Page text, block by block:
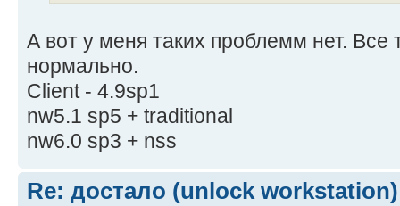
А вот у меня таких проблемм нет. Все
нормально.
Client - 4.9sp1
nw5.1 sp5 + traditional
nw6.0 sp3 + nss
Re: достало (unlock workstation)